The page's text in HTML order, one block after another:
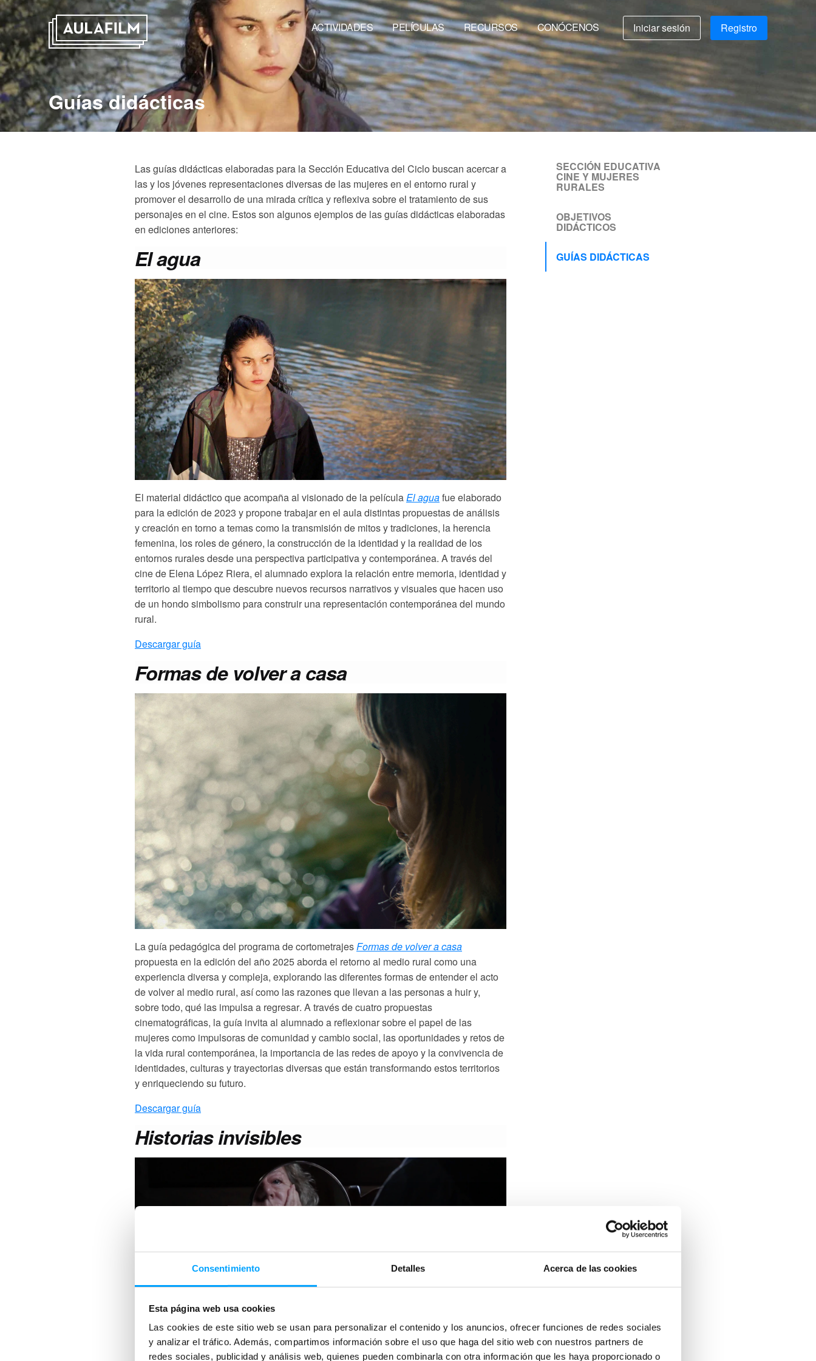
Consentimiento Detalles Acerca de las cookies
Esta página web usa cookies
Las cookies de este sitio web se usan para personalizar el contenido y los anuncios, ofrecer funciones de redes sociales
y analizar el tráfico. Además, compartimos información sobre el uso que haga del sitio web con nuestros partners de
redes sociales, publicidad y análisis web, quienes pueden combinarla con otra información que les haya proporcionado o
ACTIVIDADES PELÍCULAS RECURSOS CONÓCENOS Iniciar sesión Registro
Guías didácticas
Las guías didácticas elaboradas para la Sección Educativa del Ciclo buscan acercar a
las y los jóvenes representaciones diversas de las mujeres en el entorno rural y
promover el desarrollo de una mirada crítica y reflexiva sobre el tratamiento de sus
personajes en el cine. Estos son algunos ejemplos de lasguías didácticas elaboradas
en ediciones anteriores:
El agua
El material didáctico que acompaña al visionado de la película El aguafue elaborado
para la edición de 2023 y propone trabajar en el aula distintas propuestas de análisis
y creación en torno a temas como la transmisión de mitos y tradiciones, la herencia
femenina, los roles de género, la construcción de la identidad y la realidad de los
entornos ruralesdesde una perspectiva participativa y contemporánea. A través del
cine de Elena López Riera, el alumnado explora la relación entre memoria, identidad y
territorio al tiempo que descubre nuevos recursos narrativos y visuales que hacen uso
de un hondo simbolismo para construir una representación contemporánea del mundo
rural.
Descargar guía
Formas de volver a casa
La guía pedagógica del programa de cortometrajesFormas de volver a casa
propuesta en la edición del año 2025 aborda el retorno al medio rural como una
experiencia diversa y compleja, explorando las diferentes formas de entender el acto
de volver al medio rural, así como las razones que llevan a las personas a huir y,
sobre todo, qué las impulsa a regresar. A través de cuatro propuestas
cinematográficas, la guía invita al alumnado a reflexionar sobre el papel de las
mujeres como impulsoras de comunidad y cambio social, las oportunidades y retos de
la vida rural contemporánea, la importancia de las redes de apoyo y la convivencia de
identidades, culturas y trayectorias diversas que están transformando estos territorios
y enriqueciendo su futuro.
Descargar guía
Historias invisibles
Esta guía pedagógica, elaborada para la edición del año 2023, propone un
acercamiento al cine español contemporáneo a través de las obras de tres cineastas
SECCIÓN EDUCATIVA
CINE Y MUJERES
RURALES
OBJETIVOS
DIDÁCTICOS
GUÍAS DIDÁCTICAS